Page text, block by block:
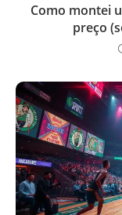
Como montei
preço